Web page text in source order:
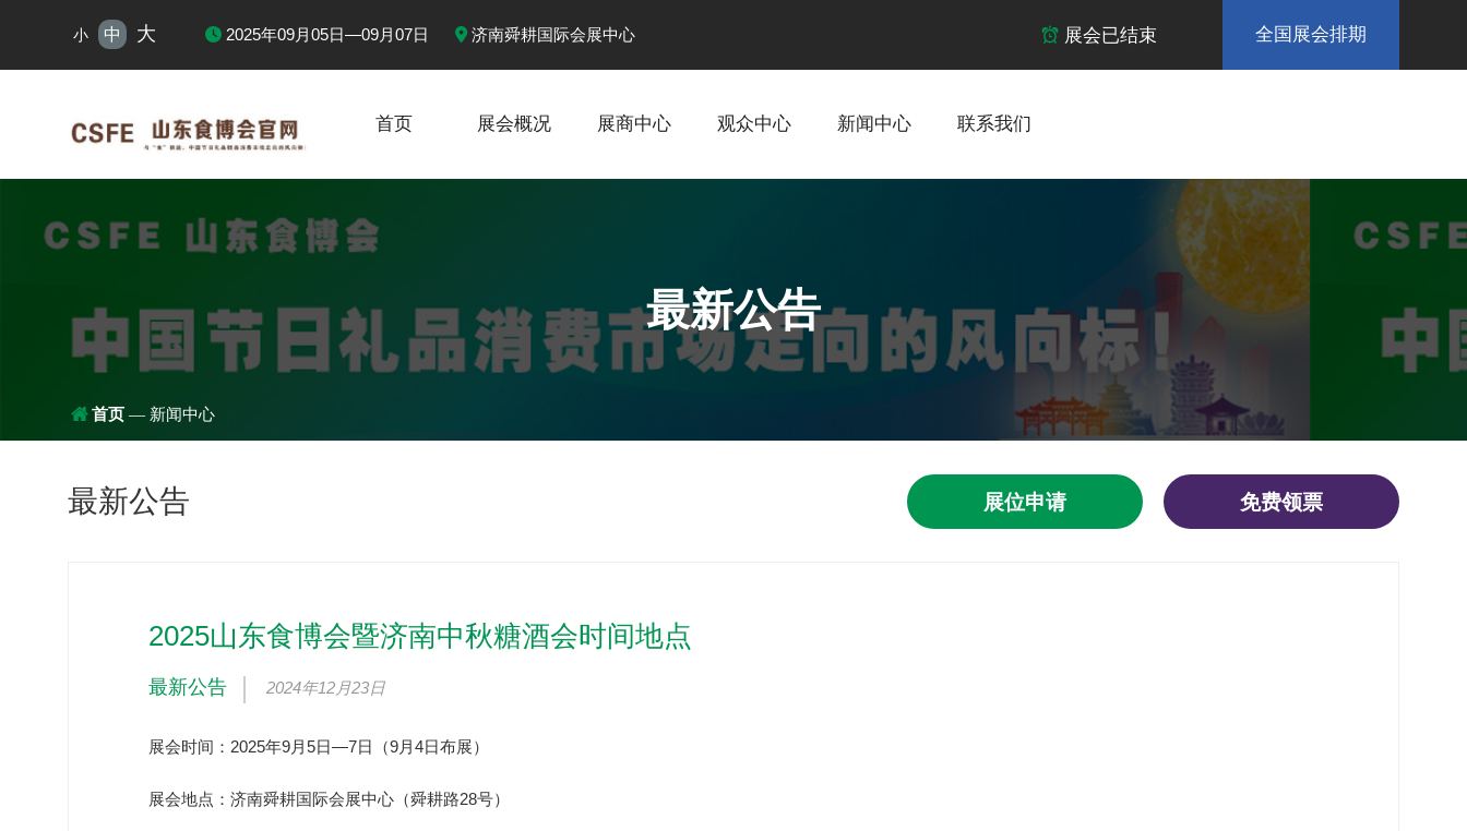
小 中 大 2025年09月05日—09月07日 济南舜耕国际会展中心  展会已结束 全国展会排期
首页 展会概况 展商中心 观众中心 新闻中心 联系我们
最新公告
首页 — 新闻中心
最新公告 展位申请 免费领票
2025山东食博会暨济南中秋糖酒会时间地点
最新公告 2024年12月23日
展会时间：2025年9月5日—7日（9月4日布展）
展会地点：济南舜耕国际会展中心（舜耕路28号）